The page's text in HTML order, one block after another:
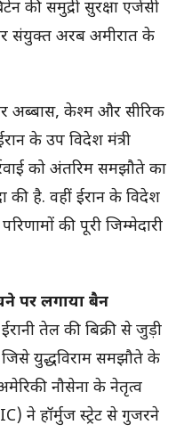
की समुद्री सुरक्षा एजेंसी
संयुक्त अरब अमीरात के
अब्बास, केश्म और सीरिक
के उप विदेश मंत्री
को अंतरिम समझौते का
की है. वहीं ईरान के विदेश
की पूरी जिम्मेदारी
पर लगाया बैन
तेल की बिक्री से जुड़ी
युद्धविराम समझौते के
नौसेना के नेतृत्व
ने हॉर्मुज स्ट्रेट से गुजरने